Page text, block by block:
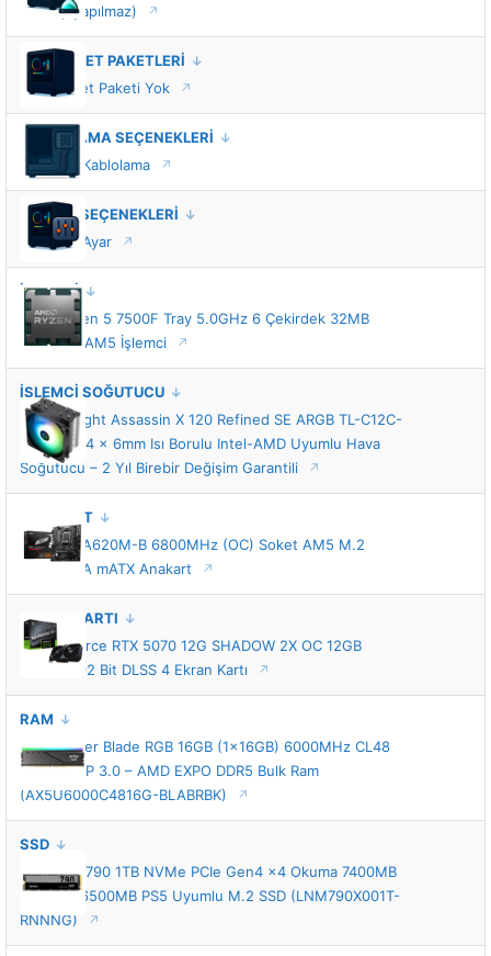
montajı yapılmaz)
VIP HİZMET PAKETLERİ
VIP Hizmet Paketi Yok
KABLOLAMA SEÇENEKLERİ
Standart Kablolama
TUNING SEÇENEKLERİ
Standart Ayar
İŞLEMCİ
AMD Ryzen 5 7500F Tray 5.0GHz 6 Çekirdek 32MB
Önbellek AM5 İşlemci
İŞLEMCİ SOĞUTUCU
Thermalright Assassin X 120 Refined SE ARGB TL-C12C-
S 120mm 4 x 6mm Isı Borulu Intel-AMD Uyumlu Hava
Soğutucu – 2 Yıl Birebir Değişim Garantili
ANAKART
MSI PRO A620M-B 6800MHz (OC) Soket AM5 M.2
HDMI VGA mATX Anakart
EKRAN KARTI
MSI GeForce RTX 5070 12G SHADOW 2X OC 12GB
GDDR7 192 Bit DLSS 4 Ekran Kartı
RAM
XPG Lancer Blade RGB 16GB (1x16GB) 6000MHz CL48
INTEL XMP 3.0 – AMD EXPO DDR5 Bulk Ram
(AX5U6000C4816G-BLABRBK)
SSD
Lexar NM790 1TB NVMe PCIe Gen4 x4 Okuma 7400MB
– Yazma 6500MB PS5 Uyumlu M.2 SSD (LNM790X001T-
RNNNG)